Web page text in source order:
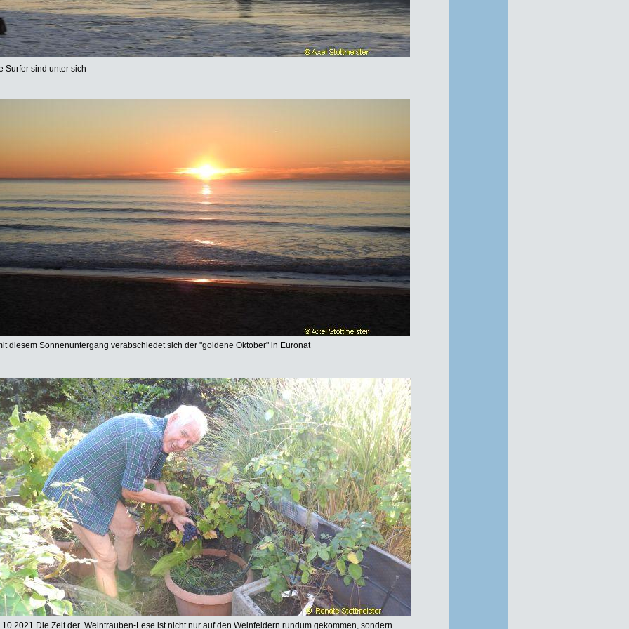
Die Zeit der Weintrauben-Lese ist nicht nur auf den Weinfeldern rundum gekommen, sondern
diesem Sonnenuntergang verabschiedet sich der "goldene Oktober" in Euronat
Surfer sind unter sich